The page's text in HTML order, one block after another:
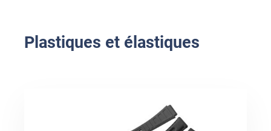
Plastiques et élastiques